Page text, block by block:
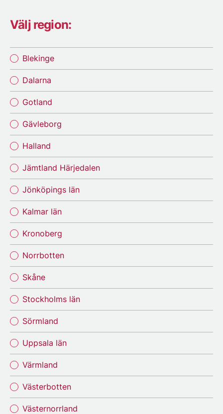
Välj region:
Blekinge
Dalarna
Gotland
Gävleborg
Halland
Jämtland Härjedalen
Jönköpings län
Kalmar län
Kronoberg
Norrbotten
Skåne
Stockholms län
Sörmland
Uppsala län
Värmland
Västerbotten
Västernorrland